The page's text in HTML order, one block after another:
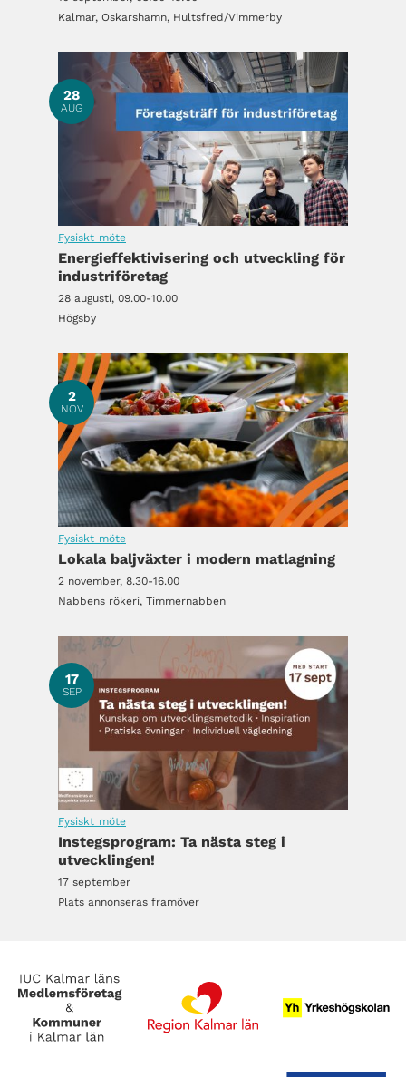
Kalmar, Oskarshamn, Hultsfred/Vimmerby
28
AUG
Fysiskt möte
Energieffektivisering och utveckling för
industriföretag
28 augusti, 09.00-10.00
Högsby
2
NOV
Fysiskt möte
Lokala baljväxter i modern matlagning
2 november, 8.30-16.00
Nabbens rökeri, Timmernabben
17
SEP
Fysiskt möte
Instegsprogram: Ta nästa steg i
utvecklingen!
17 september
Plats annonseras framöver